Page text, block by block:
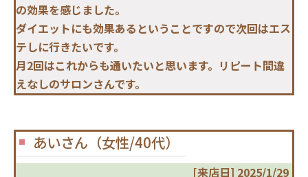
の効果を感じました。
ダイエットにも効果あるということですので次回はエス
テしに行きたいです。
月2回はこれからも通いたいと思います。リピート間違
えなしのサロンさんです。
あいさん（女性/40代）
[来店日] 2025/1/29